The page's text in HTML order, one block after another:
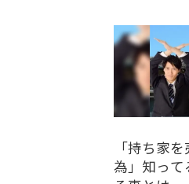
「持ち家
為」知って